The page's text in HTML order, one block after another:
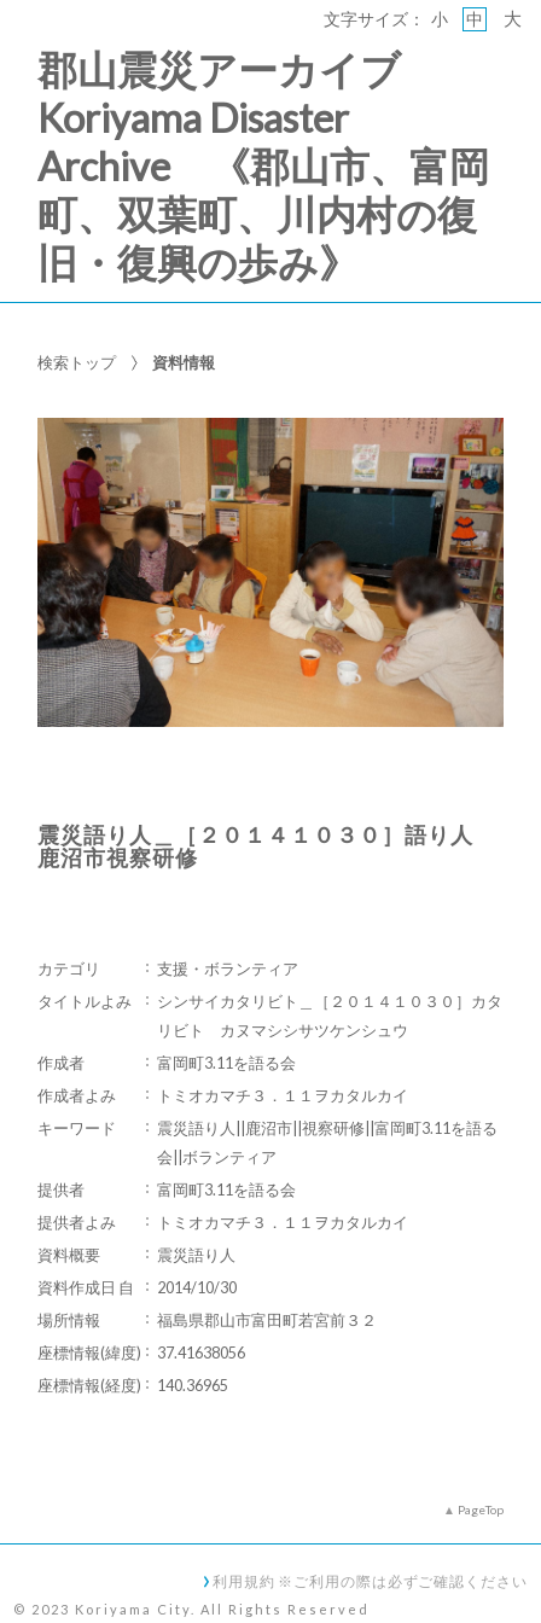
郡山震災アーカイブ
Koriyama Disaster
Archive 《郡山市、富岡
町、双葉町、川内村の復
旧・復興の歩み》
文字サイズ： 小 中 大
検索トップ 資料情報
震災語り人＿［２０１４１０３０］語り人
鹿沼市視察研修
カテゴリ
支援・ボランティア
タイトルよみ
シンサイカタリビト＿［２０１４１０３０］カタ
リビト カヌマシシサツケンシュウ
作成者
富岡町3.11を語る会
作成者よみ
トミオカマチ３．１１ヲカタルカイ
キーワード
震災語り人||鹿沼市||視察研修||富岡町3.11を語る
会||ボランティア
提供者
富岡町3.11を語る会
提供者よみ
トミオカマチ３．１１ヲカタルカイ
資料概要
震災語り人
資料作成日 自
2014/10/30
場所情報
福島県郡山市富田町若宮前３２
座標情報(緯度)
37.41638056
座標情報(経度)
140.36965
PageTop
利用規約 ※ご利用の際は必ずご確認ください
© 2023 Koriyama City. All Rights Reserved